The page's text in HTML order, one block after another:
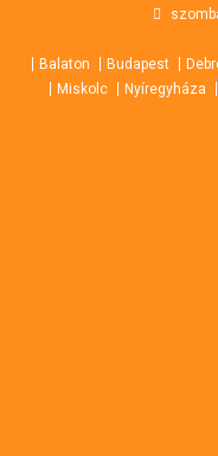
contentBalaton Budapest
Miskolc
Nyíregyháza